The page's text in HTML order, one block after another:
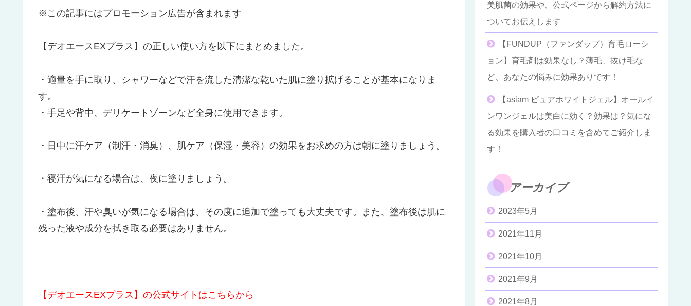
※この記事にはプロモーション広告が含まれます
【デオエースEXプラス】の正しい使い方を以下にまとめました。
・適量を手に取り、シャワーなどで汗を流した清潔な乾いた肌に塗り拡げることが基本になりま
す。
・手足や背中、デリケートゾーンなど全身に使用できます。
・日中に汗ケア（制汗・消臭）、肌ケア（保湿・美容）の効果をお求めの方は朝に塗りましょう。
・寝汗が気になる場合は、夜に塗りましょう。
・塗布後、汗や臭いが気になる場合は、その度に追加で塗っても大丈夫です。また、塗布後は肌に
残った液や成分を拭き取る必要はありません。
【デオエースEXプラス】の公式サイトはこちらから
美肌菌の効果や、公式ページから解約方法に
ついてお伝えします
【FUNDUP（ファンダップ）育毛ローシ
ョン】育毛剤は効果なし？薄毛、抜け毛な
ど、あなたの悩みに効果ありです！
【asiam ピュアホワイトジェル】オールイ
ンワンジェルは美白に効く？効果は？気にな
る効果を購入者の口コミを含めてご紹介しま
す！
アーカイブ
2023年5月
2021年11月
2021年10月
2021年9月
2021年8月